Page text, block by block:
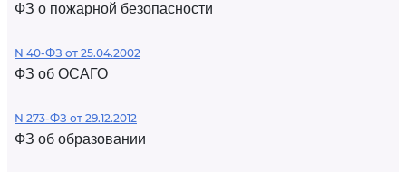
ФЗ о пожарной безопасности
N 40-ФЗ от 25.04.2002
ФЗ об ОСАГО
N 273-ФЗ от 29.12.2012
ФЗ об образовании